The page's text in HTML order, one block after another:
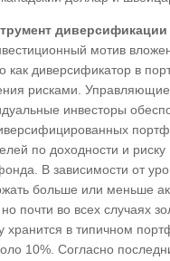
диверсификации
мотив
как диверсификатор в
рисками.
инвесторы
по доходности и риску
В зависимости от
больше или меньше
почти во всех случаях
хранится в типичном
10%. Согласно